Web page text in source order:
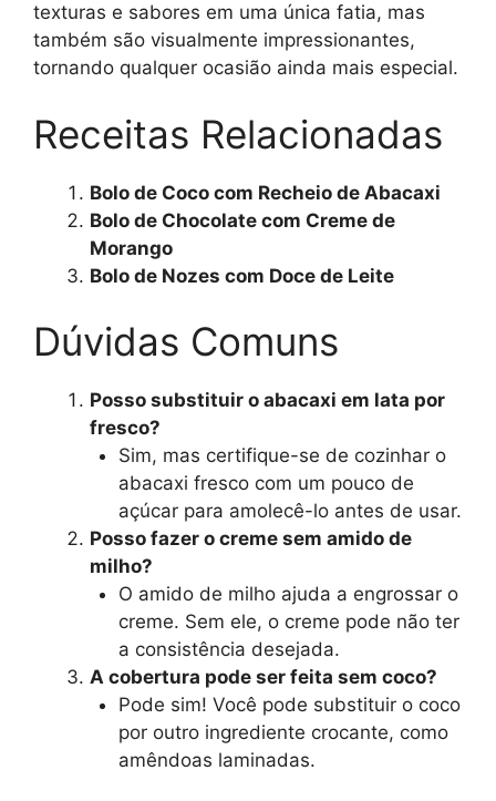
texturas e sabores em uma única fatia, mas
também são visualmente impressionantes,
tornando qualquer ocasião ainda mais especial.
Receitas Relacionadas
Bolo de Coco com Recheio de Abacaxi
Bolo de Chocolate com Creme de
Morango
Bolo de Nozes com Doce de Leite
Dúvidas Comuns
Posso substituir o abacaxi em lata por
fresco?
Sim, mas certifique-se de cozinhar o
abacaxi fresco com um pouco de
açúcar para amolecê-lo antes de usar.
Posso fazer o creme sem amido de
milho?
O amido de milho ajuda a engrossar o
creme. Sem ele, o creme pode não ter
a consistência desejada.
A cobertura pode ser feita sem coco?
Pode sim! Você pode substituir o coco
por outro ingrediente crocante, como
amêndoas laminadas.